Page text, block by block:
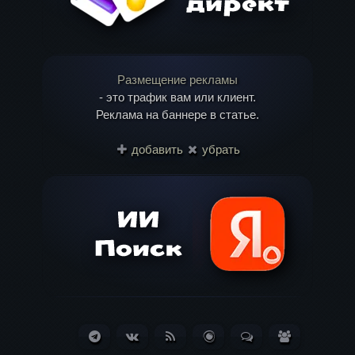
Размещение рекламы
- это трафик вам или клиент.
Реклама на баннере в статье.
добавить убрать
Telegram ВКонтактеRSS
Блог
Обсуждения